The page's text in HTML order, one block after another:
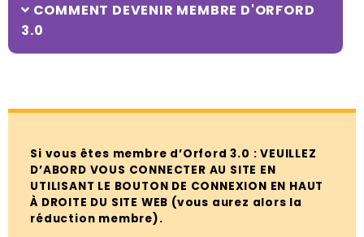
COMMENT DEVENIR MEMBRE D'ORFORD
3.0
Si vous êtes membre d’Orford 3.0 : VEUILLEZ
D’ABORD VOUS CONNECTER AU SITE EN
UTILISANT LE BOUTON DE CONNEXION EN HAUT
À DROITE DU SITE WEB (vous aurez alors la
réduction membre).